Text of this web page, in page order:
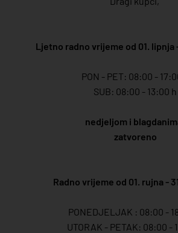
Ljetno radno vrijeme od 01. lipnja
PON - PET: 08:00 -
SUB: 08:00 - 13:00 h
nedjeljom i
zatvoreno
Radno vrijeme od 01. rujna -
PONEDJELJAK : 08:00 -
UTORAK - PETAK: 08:00 -